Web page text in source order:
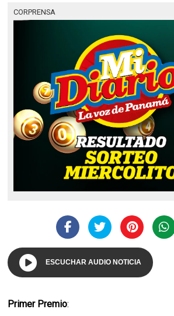
CORPRENSA
ESCUCHAR AUDIO NOTICIA
Primer Premio: